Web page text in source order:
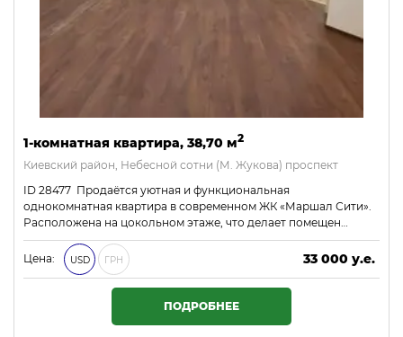
1-комнатная квартира, 38,70 м2
Киевский район, Небесной сотни (М. Жукова) проспект
ID 28477 Продаётся уютная и функциональная
однокомнатная квартира в современном ЖК «Маршал Сити».
Расположена на цокольном этаже, что делает помещен…
Цена: USD ГРН
33 000 у.е.
1 419 000 ₴
ПОДРОБНЕЕ